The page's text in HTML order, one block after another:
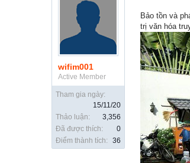
wifim001
Active Member
Tham gia ngày:
15/11/20
Thảo luận:
3,356
Đã được thích:
0
Điểm thành tích:
36
Bảo tồn và
trị văn hóa